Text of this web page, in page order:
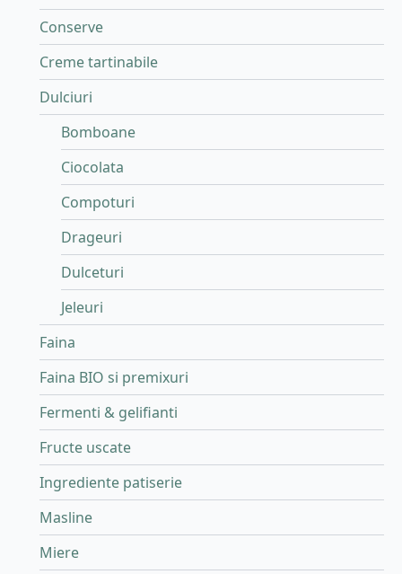
Conserve
Creme tartinabile
Dulciuri
Bomboane
Ciocolata
Compoturi
Drageuri
Dulceturi
Jeleuri
Faina
Faina BIO si premixuri
Fermenti & gelifianti
Fructe uscate
Ingrediente patiserie
Masline
Miere